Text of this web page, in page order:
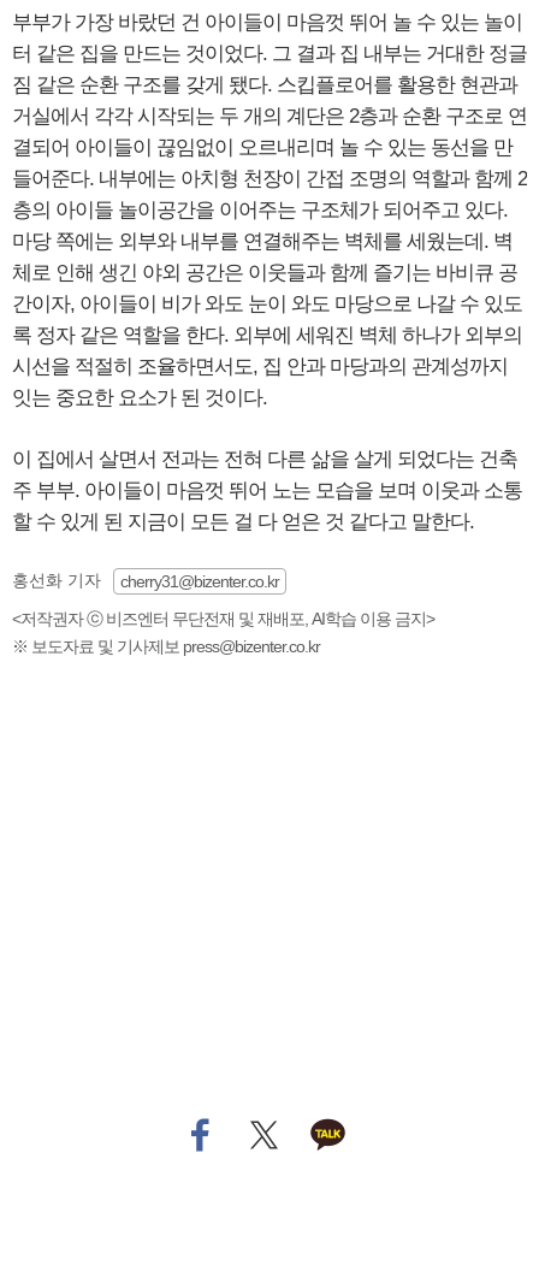
부부가 가장 바랐던 건 아이들이 마음껏 뛰어 놀 수 있는 놀이
터 같은 집을 만드는 것이었다. 그 결과 집 내부는 거대한 정글
짐 같은 순환 구조를 갖게 됐다. 스킵플로어를 활용한 현관과
거실에서 각각 시작되는 두 개의 계단은 2층과 순환 구조로 연
결되어 아이들이 끊임없이 오르내리며 놀 수 있는 동선을 만
들어준다. 내부에는 아치형 천장이 간접 조명의 역할과 함께 2
층의 아이들 놀이공간을 이어주는 구조체가 되어주고 있다.
마당 쪽에는 외부와 내부를 연결해주는 벽체를 세웠는데. 벽
체로 인해 생긴 야외 공간은 이웃들과 함께 즐기는 바비큐 공
간이자, 아이들이 비가 와도 눈이 와도 마당으로 나갈 수 있도
록 정자 같은 역할을 한다. 외부에 세워진 벽체 하나가 외부의
시선을 적절히 조율하면서도, 집 안과 마당과의 관계성까지
잇는 중요한 요소가 된 것이다.
이 집에서 살면서 전과는 전혀 다른 삶을 살게 되었다는 건축
주 부부. 아이들이 마음껏 뛰어 노는 모습을 보며 이웃과 소통
할 수 있게 된 지금이 모든 걸 다 얻은 것 같다고 말한다.
홍선화 기자
cherry31@bizenter.co.kr
<저작권자 ⓒ 비즈엔터 무단전재 및 재배포, AI학습 이용 금지>
※ 보도자료 및 기사제보 press@bizenter.co.kr